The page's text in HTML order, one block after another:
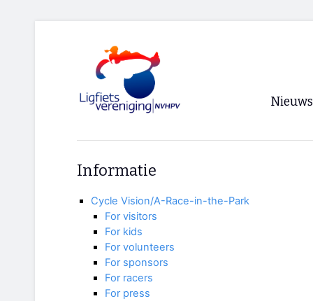
Nieuws
Informatie
Cycle Vision/A-Race-in-the-Park
For visitors
For kids
For volunteers
For sponsors
For racers
For press